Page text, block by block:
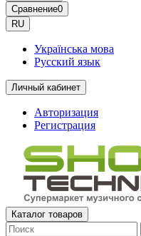
Сравнение0
RU
Українська мова
Русский язык
Личный кабинет
Авторизация
Регистрация
Каталог товаров